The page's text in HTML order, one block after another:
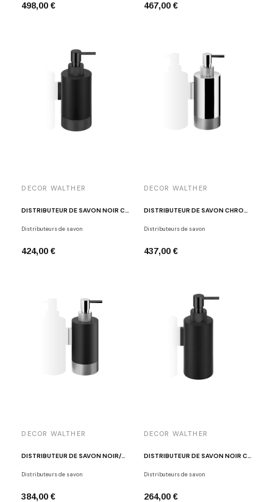
498,00 € 467,00 €
DECOR WALTHER
DISTRIBUTEUR DE SAVON NOIR CLUB WSP 1
Distributeurs de savon
424,00 €
DECOR WALTHER
DISTRIBUTEUR DE SAVON CHROME POLI CLUB WSP 1
Distributeurs de savon
437,00 €
DECOR WALTHER
DISTRIBUTEUR DE SAVON NOIR/CHROME CLUB WSP 1
Distributeurs de savon
384,00 €
DECOR WALTHER
DISTRIBUTEUR DE SAVON NOIR CLUB WSP 3
Distributeurs de savon
264,00 €